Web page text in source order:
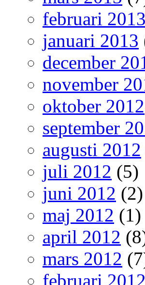
februari 2013
januari 2013
december
november
oktober 2012
september
augusti 2012
juli 2012 (5)
juni 2012 (2)
maj 2012 (1)
april 2012
mars 2012
februari 2012